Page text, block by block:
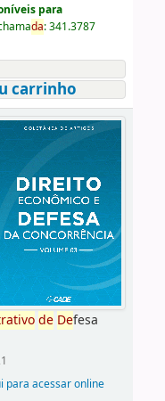
para
da:341.3787
carrinho
de Defesa
para acessar online